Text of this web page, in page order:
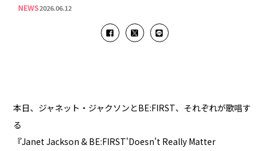
NEWS2026.06.12
本日、ジャネット・ジャクソンとBE:FIRST、それぞれが歌唱す
る
『Janet Jackson & BE:FIRST'Doesn't Really Matter